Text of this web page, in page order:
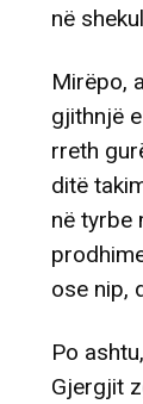
në
Mirëpo,
gjithnjë
rreth
ditë
në tyrbe
ose nip,
Po
Gjergjit